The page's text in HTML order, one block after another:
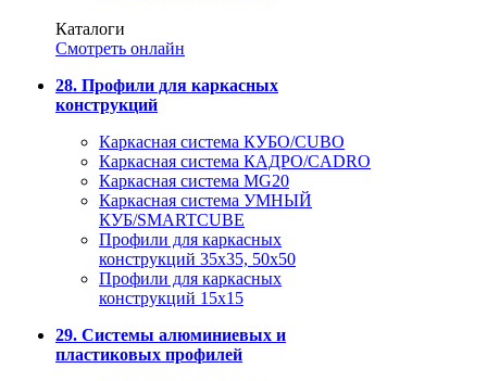
Каталоги
Смотреть онлайн
28. Профили для каркасных
конструкций
Каркасная система КУБО/CUBO
Каркасная система КАДРО/CADRO
Каркасная система MG20
Каркасная система УМНЫЙ
КУБ/SMARTCUBE
Профили для каркасных
конструкций 35x35, 50x50
Профили для каркасных
конструкций 15х15
29. Системы алюминиевых и
пластиковых профилей